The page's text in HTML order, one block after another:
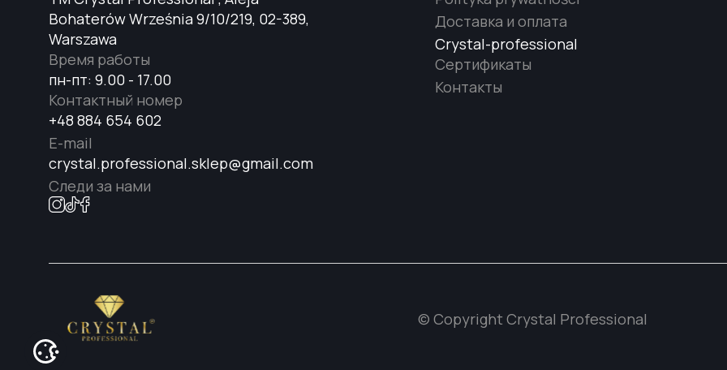
Bohaterów Września 9/10/219, 02-389,
Warszawa
пн-пт: 9.00 - 17.00
Время работы
+48 884 654 602
Контактный номер
crystal.professional.sklep@gmail.com
E-mail
Следи за нами
Доставка и оплата
Crystal-professional
Сертификаты
Контакты
© Copyright Crystal Professional